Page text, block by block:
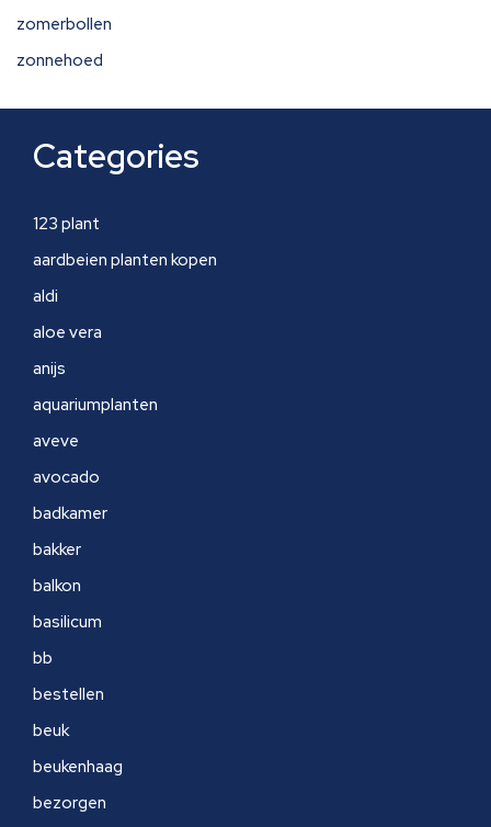
zomerbollen
zonnehoed
Categories
123 plant
aardbeien planten kopen
aldi
aloe vera
anijs
aquariumplanten
aveve
avocado
badkamer
bakker
balkon
basilicum
bb
bestellen
beuk
beukenhaag
bezorgen